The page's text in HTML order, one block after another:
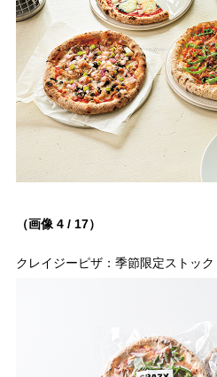
（画像 4 / 17）
クレイジーピザ：季節限定ストック